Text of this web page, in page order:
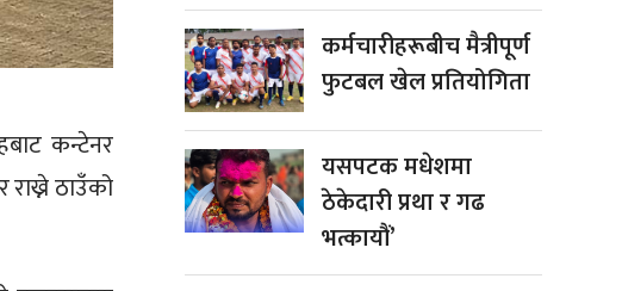
कन्टेनर
ठाउँको
कर्मचारीहरूबीच मैत्रीपूर्ण
फुटबल खेल प्रतियोगिता
यसपटक मधेशमा
ठेकेदारी प्रथा र गढ
भत्कायौं’